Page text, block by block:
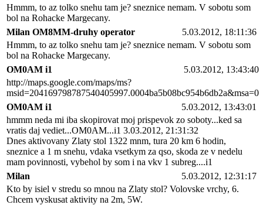
Hmmm, to az tolko snehu tam je? sneznice nemam. V sobotu som
bol na Rohacke Margecany.
Milan OM8MM-druhy operator
5.03.2012, 18:11:36
Hmmm, to az tolko snehu tam je? sneznice nemam. V sobotu som
bol na Rohacke Margecany.
OM0AM i1
5.03.2012, 13:43:40
http://maps.google.com/maps/ms?
msid=204169798787540405997.0004ba5b08bc954b6db2a&msa=0
OM0AM i1
5.03.2012, 13:43:01
hmmm neda mi iba skopirovat moj prispevok zo soboty...ked sa
vratis daj vediet...OM0AM...i1 3.03.2012, 21:31:32
Dnes aktivovany Zlaty stol 1322 mnm, tura 20 km 6 hodin,
sneznice a 1 m snehu, vdaka vsetkym za qso, skoda ze v nedelu
mam povinnosti, vybehol by som i na vkv 1 subreg....i1
Milan
5.03.2012, 12:31:17
Kto by isiel v stredu so mnou na Zlaty stol? Volovske vrchy, 6.
Chcem vyskusat aktivity na 2m, 5W.